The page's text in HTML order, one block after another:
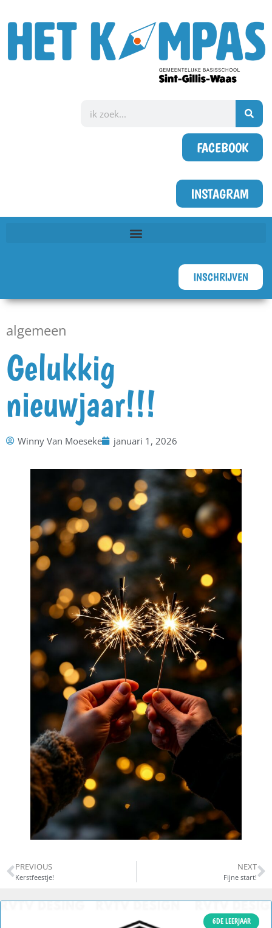
FACEBOOK
INSTAGRAM
INSCHRIJVEN
algemeen
Gelukkig
nieuwjaar!!!
Winny Van Moeseke januari 1, 2026
PREVIOUS
Kerstfeestje!
NEXT
Fijne start!
6DE LEERJAAR